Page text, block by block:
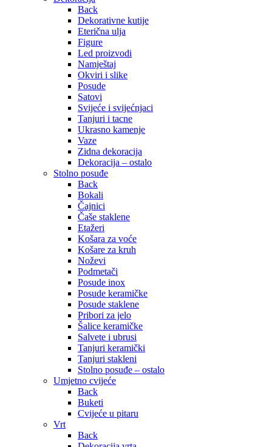
Back
Dekorativne kutije
Eterična ulja
Figure
Led proizvodi
Namještaj
Okviri i slike
Posude
Satovi
Svijeće i svijećnjaci
Tanjuri i tacne
Ukrasno kamenje
Vaze
Zidna dekoracija
Dekoracija – ostalo
Stolno posuđe
Back
Bokali
Čajnici
Čaše staklene
Etažeri
Košara za voće
Košare za kruh
Noževi
Podmetači
Posude inox
Posude keramičke
Posude staklene
Pribori za jelo
Šalice keramičke
Salvete i ubrusi
Tanjuri keramički
Tanjuri stakleni
Stolno posuđe – ostalo
Umjetno cvijeće
Back
Buketi
Cvijeće u pitaru
Vrt
Back